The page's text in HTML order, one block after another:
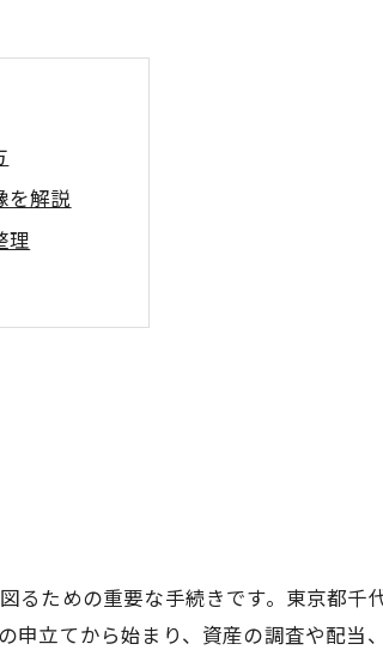
を解説
理
務解説
くべき要点
の実務
底解説
注意点
ための重要な手続きです。東京都千
申立てから始まり、資産の調査や配当